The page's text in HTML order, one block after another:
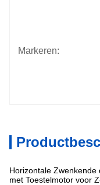
Markeren:
Horizontale Zwenkende
met Toestelmotor voor